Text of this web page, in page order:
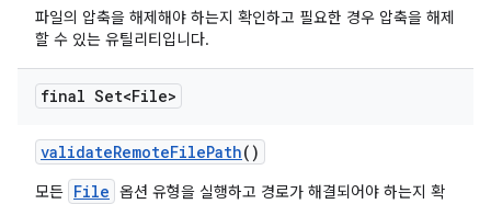
파일의 압축을 해제해야 하는지 확인하고 필요한 경우 압축을 해제
할 수 있는 유틸리티입니다.
final Set<File>
validateRemoteFilePath()
모든 File 옵션 유형을 실행하고 경로가 해결되어야 하는지 확